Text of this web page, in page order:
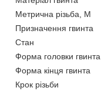
Метрична різьба, М
Призначення гвинта
Стан
Форма головки гвинта
Форма кінця гвинта
Крок різьби